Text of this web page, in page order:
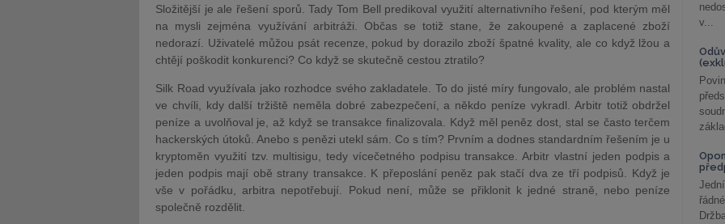
Složitější je ale řešení sporů. Tady Tom Bell predikoval využití alternativního řešení, pod kterým měl
na mysli zejména využívání arbitráži. Občas se totiž stane, že zakoupené a zaplacené zboží
nedorazí. Uživatelé můžou psát recenze, pokud by dorazilo zboží špatné kvality, ale co když lžou a
chtějí poškodit konkurenci? Co když se skutečně cestou ztratilo?
Silk Road využívala jako rozhodce svého zakladatele. To do jisté míry fungovalo, ale problém nastal
ve chvíli, kdy další tržiště neměla dobré zabezpečení, a někdo peníze vykradl. Arbitr totiž obdržel
peníze a uvolňoval je, až když se transakce finalizovala. Když měl peněz dost, stal se často terčem
hackerských útoků. Anebo s penězi utekl sám. Co s tím? Prvním a dodnes standardním řešením je u
kryptoměn využití tzv. multisigu, tedy vícečetného podpisu transakce. Arbitr vlastní jeden podpis a
jeden podpis mají obě strany transakce. K přeposlání peněz pak stačí dva ze tří podpisů. Když je
vše v pořádku, arbitra nepotřebují. Pokud není, může se přiklonit k jedné straně, nebo peníze
společně rozdělit.
v...